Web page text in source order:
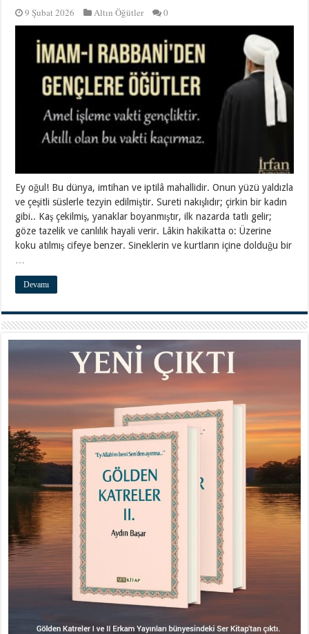
9 Şubat 2026 Altın Öğütler 0
Ey oğul! Bu dünya, imtihan ve iptilâ mahallidir. Onun yüzü yaldızla
ve çeşitli süslerle tezyin edilmiştir. Sureti nakışlıdır; çirkin bir kadın
gibi.. Kaş çekilmiş, yanaklar boyanmıştır, ilk nazarda tatlı gelir;
göze tazelik ve canlılık hayali verir. Lâkin hakikatta o: Üzerine
koku atılmış cifeye benzer. Sineklerin ve kurtların içine dolduğu bir
Devamı